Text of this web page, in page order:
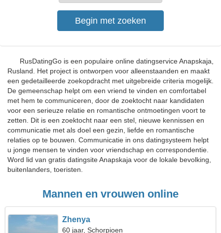
RusDatingGo is een populaire online datingservice Anapskaja,
Rusland. Het project is ontworpen voor alleenstaanden en maakt
een gedetailleerde zoekopdracht met uitgebreide criteria mogelijk.
De gemeenschap helpt om een vriend te vinden en comfortabel
met hem te communiceren, door de zoektocht naar kandidaten
voor een serieuze relatie en romantische ontmoetingen voort te
zetten. Dit is een zoektocht naar een stel, nieuwe kennissen en
communicatie met als doel een gezin, liefde en romantische
relaties op te bouwen. Communicatie in ons datingsysteem helpt
u jonge mensen te vinden voor vriendschap en correspondentie.
Word lid van gratis datingsite Anapskaja voor de lokale bevolking,
buitenlanders, toeristen.
Mannen en vrouwen online
Zhenya
60 jaar, Schorpioen